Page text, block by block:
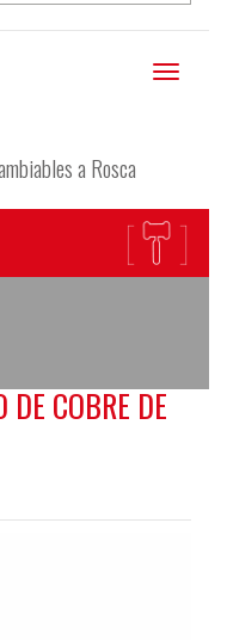
Toggle
a Rosca
DE COBRE DE